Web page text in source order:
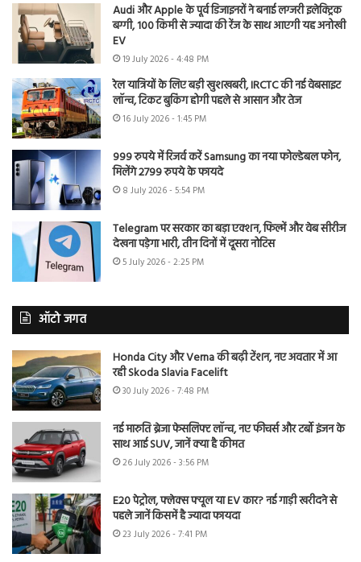
Audi और Apple के पूर्व डिजाइनरों ने बनाई लग्जरी इलेक्ट्रिक
बग्गी, 100 किमी से ज्यादा की रेंज के साथ आएगी यह अनोखी
EV
19 July 2026 - 4:48 PM
रेल यात्रियों के लिए बड़ी खुशखबरी, IRCTC की नई वेबसाइट
लॉन्च, टिकट बुकिंग होगी पहले से आसान और तेज
16 July 2026 - 1:45 PM
999 रुपये में रिजर्व करें Samsung का नया फोल्डेबल फोन,
मिलेंगे 2799 रुपये के फायदे
8 July 2026 - 5:54 PM
Telegram पर सरकार का बड़ा एक्शन, फिल्में और वेब सीरीज
देखना पड़ेगा भारी, तीन दिनों में दूसरा नोटिस
5 July 2026 - 2:25 PM
ऑटो जगत
Honda City और Verna की बढ़ी टेंशन, नए अवतार में आ
रही Skoda Slavia Facelift
30 July 2026 - 7:48 PM
नई मारुति ब्रेजा फेसलिफ्ट लॉन्च, नए फीचर्स और टर्बो इंजन के
साथ आई SUV, जानें क्या है कीमत
26 July 2026 - 3:56 PM
E20 पेट्रोल, फ्लेक्स फ्यूल या EV कार? नई गाड़ी खरीदने से
पहले जानें किसमें है ज्यादा फायदा
23 July 2026 - 7:41 PM